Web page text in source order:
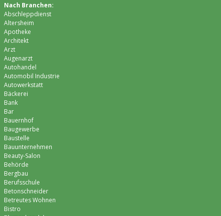
Nach Branchen:
Abschleppdienst
Altersheim
Apotheke
Architekt
Arzt
Augenarzt
Autohandel
Automobil Industrie
Autowerkstatt
Bäckerei
Bank
Bar
Bauernhof
Baugewerbe
Baustelle
Bauunternehmen
Beauty-Salon
Behörde
Bergbau
Berufsschule
Betonschneider
Betreutes Wohnen
Bistro